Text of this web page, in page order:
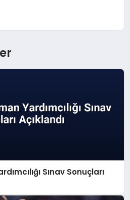
Sınav Sonuçları